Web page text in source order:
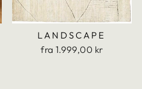
LANDSCAPE
fra 1.999,00 kr